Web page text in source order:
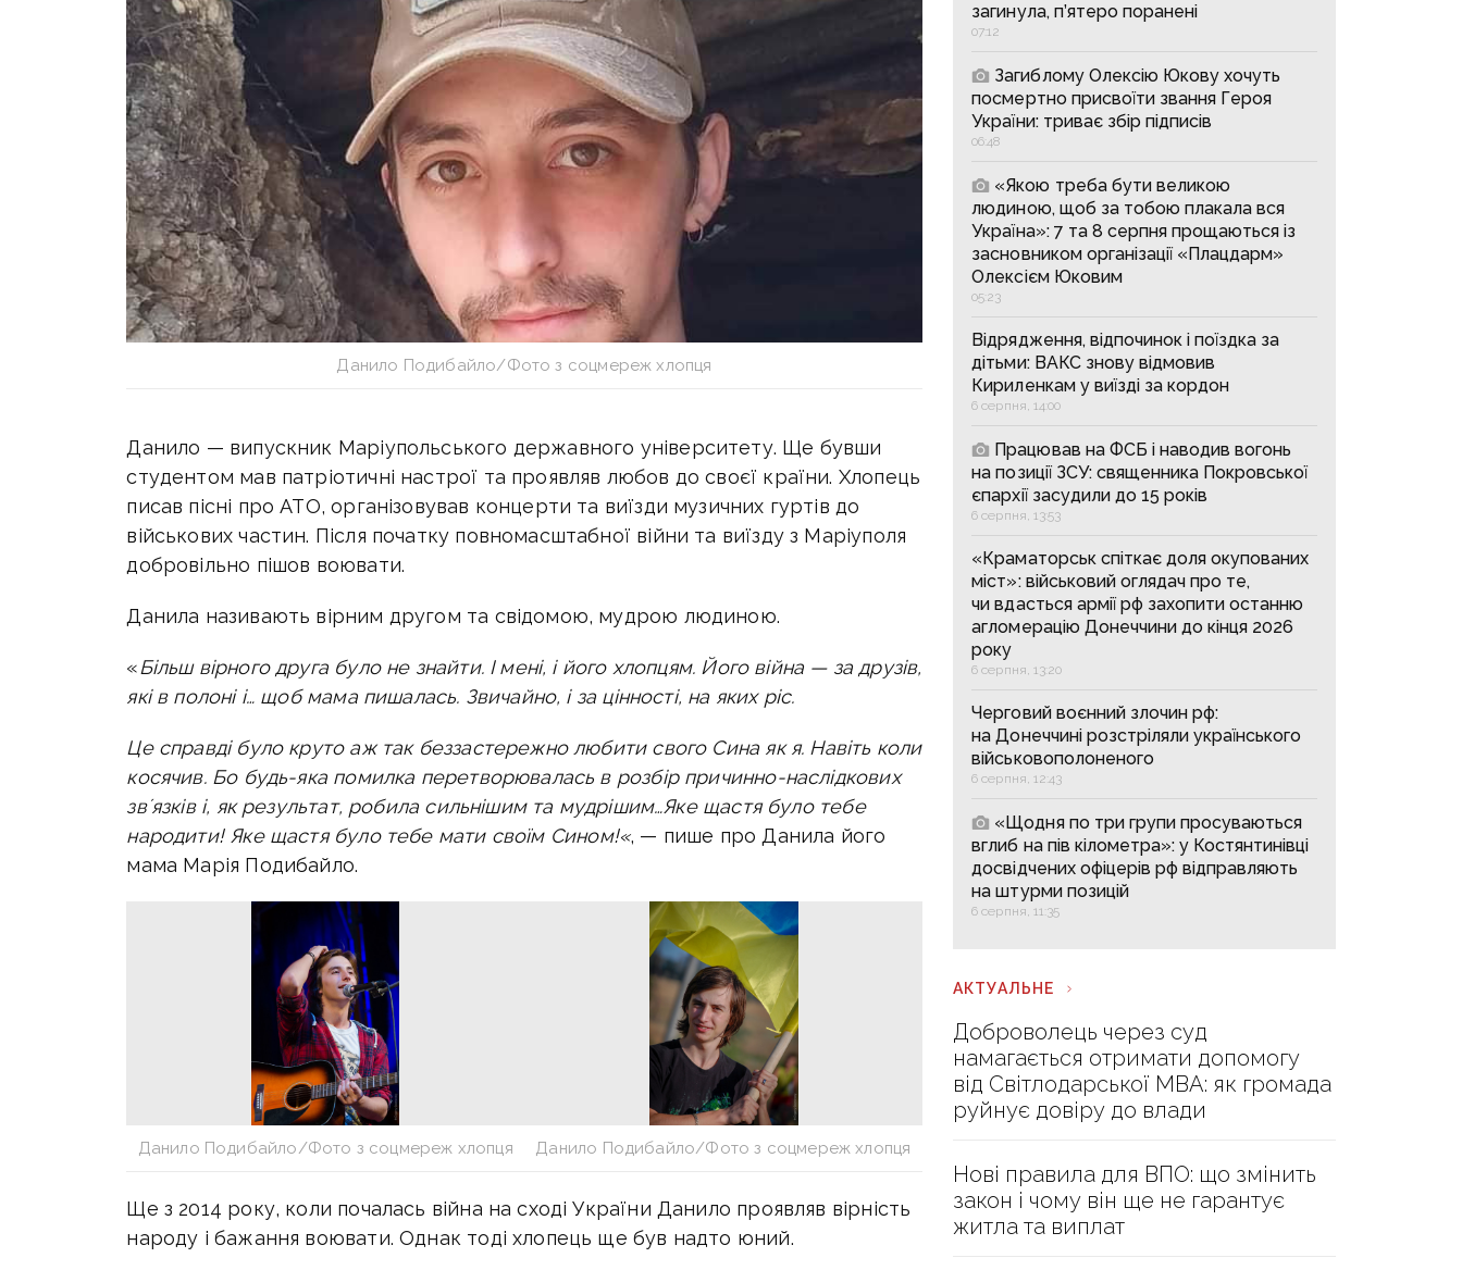
Данило Подибайло/Фото з соцмереж хлопця
Данило — випускник Маріупольського державного університету. Ще бувши
студентом мав патріотичні настрої та проявляв любов до своєї країни. Хлопець
писав пісні про АТО, організовував концерти та виїзди музичних гуртів до
військових частин. Після початку повномасштабної війни та виїзду з Маріуполя
добровільно пішов воювати.
Данила називають вірним другом та свідомою, мудрою людиною.
«Більш вірного друга було не знайти. І мені, і його хлопцям. Його війна — за друзів,
які в полоні і… щоб мама пишалась. Звичайно, і за цінності, на яких ріс.
Це справді було круто аж так беззастережно любити свого Сина як я. Навіть коли
косячив. Бо будь-яка помилка перетворювалась в розбір причинно-наслідкових
звʼязків і, як результат, робила сильнішим та мудрішим…Яке щастя було тебе
народити! Яке щастя було тебе мати своїм Сином!«, — пише про Данила його
мама Марія Подибайло.
Данило Подибайло/Фото з соцмереж хлопця Данило Подибайло/Фото з соцмереж хлопця
Ще з 2014 року, коли почалась війна на сході України Данило проявляв вірність
народу і бажання воювати. Однак тоді хлопець ще був надто юний.
загинула, п’ятеро поранені
07:12
Загиблому Олексію Юкову хочуть
посмертно присвоїти звання Героя
України: триває збір підписів
06:48
«Якою треба бути великою
людиною, щоб за тобою плакала вся
Україна»: 7 та 8 серпня прощаються із
засновником організації «Плацдарм»
Олексієм Юковим
05:23
Відрядження, відпочинок і поїздка за
дітьми: ВАКС знову відмовив
Кириленкам у виїзді за кордон
6 серпня, 14:00
Працював на ФСБ і наводив вогонь
на позиції ЗСУ: священника Покровської
єпархії засудили до 15 років
6 серпня, 13:53
«Краматорськ спіткає доля окупованих
міст»: військовий оглядач про те,
чи вдасться армії рф захопити останню
агломерацію Донеччини до кінця 2026
року
6 серпня, 13:20
Черговий воєнний злочин рф:
на Донеччині розстріляли українського
військовополоненого
6 серпня, 12:43
«Щодня по три групи просуваються
вглиб на пів кілометра»: у Костянтинівці
досвідчених офіцерів рф відправляють
на штурми позицій
6 серпня, 11:35
АКТУАЛЬНЕ
Доброволець через суд
намагається отримати допомогу
від Світлодарської МВА: як громада
руйнує довіру до влади
Нові правила для ВПО: що змінить
закон і чому він ще не гарантує
житла та виплат